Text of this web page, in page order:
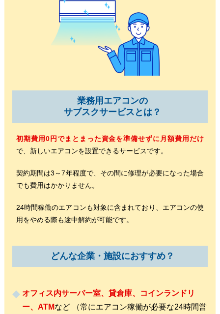
業務用エアコンの
サブスクサービスとは？
初期費用0円でまとまった資金を準備せずに月額費用だけ
で、新しいエアコンを設置できるサービスです。
契約期間は3～7年程度で、その間に修理が必要になった場合
でも費用はかかりません。
24時間稼働のエアコンも対象に含まれており、エアコンの使
用をやめる際も途中解約が可能です。
どんな企業・施設におすすめ？
オフィス内サーバー室、貸倉庫、コインランドリ
ー、ATMなど （常にエアコン稼働が必要な24時間営